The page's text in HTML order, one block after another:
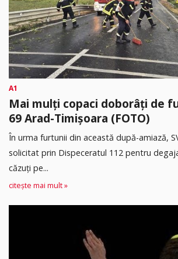
A1
Mai mulți copaci doborâți de
69 Arad-Timișoara (FOTO)
În urma furtunii din această după-amiază,
solicitat prin Dispeceratul 112 pentru
căzuți pe...
citește mai mult »